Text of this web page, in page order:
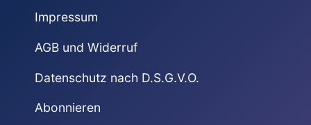
Impressum
AGB und Widerruf
Datenschutz nach D.S.G.V.O.
Abonnieren